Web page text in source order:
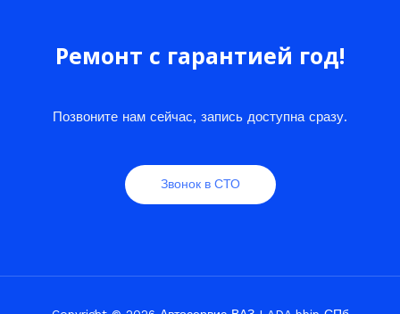
Ремонт с гарантией год!
Позвоните нам сейчас, запись доступна сразу.
Звонок в СТО